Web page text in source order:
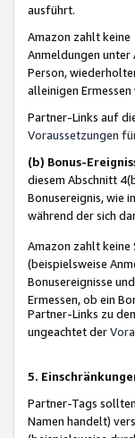
ausführt.
Amazon zahlt keine
Anmeldungen unter
Person,
alleinigen
Partner-Links auf
Voraussetzungen
(b) Bonus-
diesem Abschnitt
Bonusereignis, wie
während der sich
Amazon zahlt keine
(beispielsweise
Bonusereignisse
Ermessen, ob ein
Partner-Links zu
ungeachtet der
5.
Partner-Tags
Namen handelt)